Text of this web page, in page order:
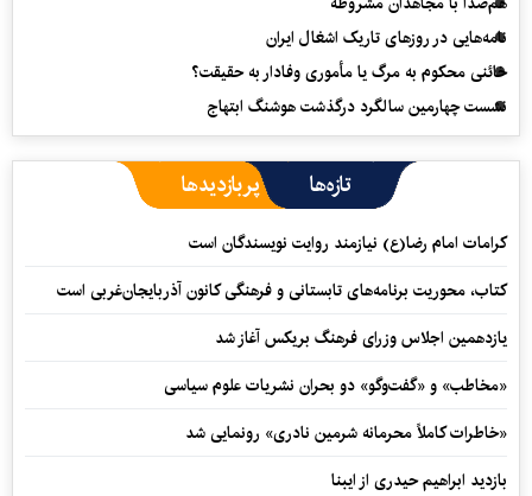
نامه‌هایی در روزهای تاریک اشغال ایران
خائنی محکوم به مرگ یا مأموری وفادار به حقیقت؟
نشست چهارمین سالگرد درگذشت هوشنگ ابتهاج
تازه‌ها پربازدیدها
کرامات امام رضا(ع) نیازمند روایت نویسندگان است
کتاب، محوریت برنامه‌های تابستانی و فرهنگی کانون آذربایجان‌غربی است
یازدهمین اجلاس وزرای فرهنگ بریکس آغاز شد
«مخاطب» و «گفت‌وگو» دو بحران نشریات علوم سیاسی
«خاطرات کاملاً محرمانه شرمین نادری» رونمایی شد
بازدید ابراهیم حیدری از ایبنا